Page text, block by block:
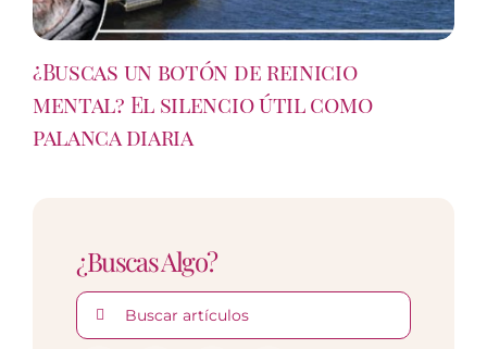
¿Buscas un botón de reinicio
mental? El silencio útil como
palanca diaria
¿Buscas Algo?
Buscar: